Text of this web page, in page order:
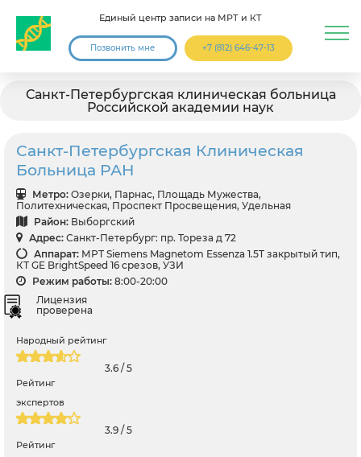
Единый центр записи на МРТ и КТ
Позвонить мне +7 (812) 646-47-13
Санкт-Петербургская клиническая больница
Российской академии наук
Санкт-Петербургская Клиническая
Больница РАН
Метро: Озерки, Парнас, Площадь Мужества,
Политехническая, Проспект Просвещения, Удельная
Район: Выборгский
Адрес: Санкт-Петербург: пр. Тореза д 72
Аппарат: МРТ Siemens Magnetom Essenza 1.5T закрытый тип,
КТ GE BrightSpeed 16 срезов, УЗИ
Режим работы: 8:00-20:00
Лицензия
проверена
Народный рейтинг
3.6 / 5
Рейтинг
экспертов
3.9 / 5
Рейтинг